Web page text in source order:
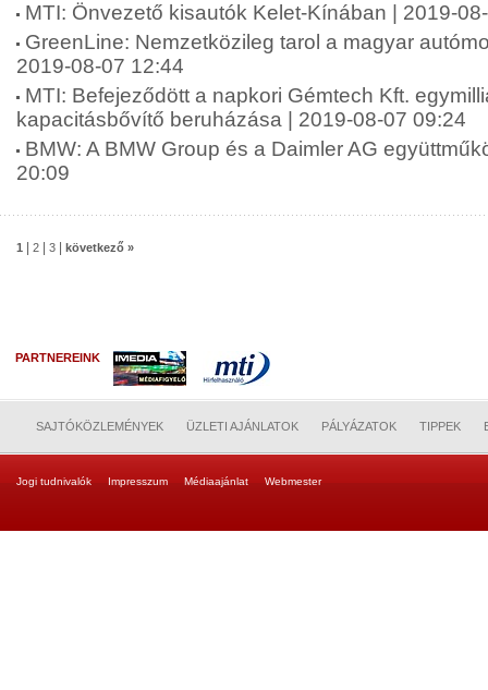
MTI: Önvezető kisautók Kelet-Kínában | 2019-
GreenLine: Nemzetközileg tarol a magyar
2019-08-07 12:44
MTI: Befejeződött a napkori Gémtech Kft.
kapacitásbővítő beruházása | 2019-08-07 09:24
BMW: A BMW Group és a Daimler AG
20:09
1 2 3 következő »
PARTNEREINK
SAJTÓKÖZLEMÉNYEK ÜZLETI AJÁNLATOK PÁLYÁZATOK TIPPEK
Jogi tudnivalók Impresszum Médiaajánlat Webmester